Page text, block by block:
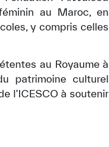
au Maroc, en
y compris celles
au Royaume à
patrimoine culturel
l’ICESCO à soutenir